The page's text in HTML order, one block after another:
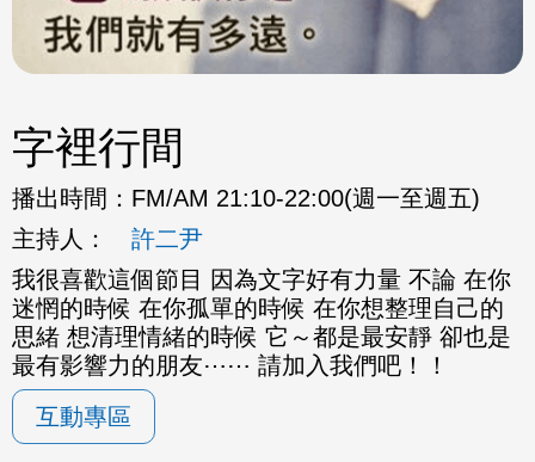
字裡行間
播出時間： FM/AM 21:10-22:00(週一至週五)
主持人：
許二尹
我很喜歡這個節目 因為文字好有力量 不論 在你
迷惘的時候 在你孤單的時候 在你想整理自己的
思緒 想清理情緒的時候 它～都是最安靜 卻也是
最有影響力的朋友⋯⋯ 請加入我們吧！！
互動專區